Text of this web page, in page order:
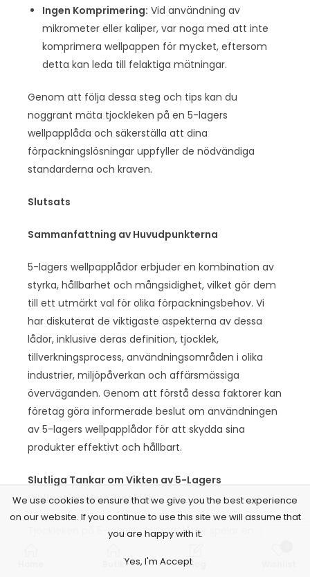
Ingen Komprimering: Vid användning av
mikrometer eller kaliper, var noga med att inte
komprimera wellpappen för mycket, eftersom
detta kan leda till felaktiga mätningar.
Genom att följa dessa steg och tips kan du
noggrant mäta tjockleken på en 5-lagers
wellpapplåda och säkerställa att dina
förpackningslösningar uppfyller de nödvändiga
standarderna och kraven.
Slutsats
Sammanfattning av Huvudpunkterna
5-lagers wellpapplådor erbjuder en kombination av
styrka, hållbarhet och mångsidighet, vilket gör dem
till ett utmärkt val för olika förpackningsbehov. Vi
har diskuterat de viktigaste aspekterna av dessa
lådor, inklusive deras definition, tjocklek,
tillverkningsprocess, användningsområden i olika
industrier, miljöpåverkan och affärsmässiga
överväganden. Genom att förstå dessa faktorer kan
företag göra informerade beslut om användningen
av 5-lagers wellpapplådor för att skydda sina
produkter effektivt och hållbart.
Slutliga Tankar om Vikten av 5-Lagers
Wellpapplåders Tjocklek
Tjockleken på 5-lagers wellpapplådor spelar en
under transport och lagring. Genom att erbjuda
Blog
We use cookies to ensure that we give you the best experience
on our website. If you continue to use this site we will assume that
you are happy with it.
Yes, I'm Accept